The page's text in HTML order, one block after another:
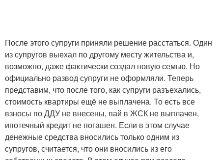
После этого супруги приняли решение расстаться. Один
из супругов выехал по другому месту жительства и,
возможно, даже фактически создал новую семью. Но
официально развод супруги не оформляли. Теперь
представим, что после того, как супруги разъехались,
стоимость квартиры ещё не выплачена. То есть все
взносы по ДДУ не внесены, пай в ЖСК не выплачен,
ипотечный кредит не погашен. Если в этом случае
денежные средства вносились только одним из
супругов, считается, что они вносились из его